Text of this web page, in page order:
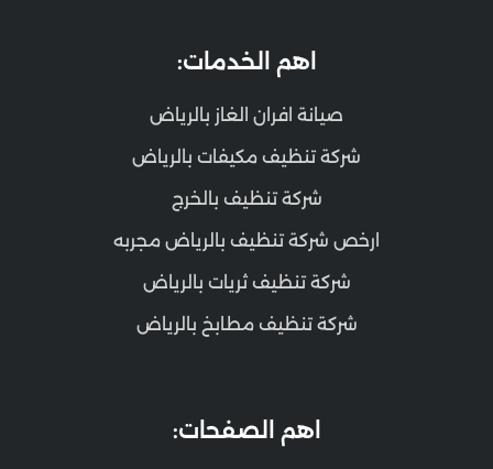
اهم الخدمات:
صيانة افران الغاز بالرياض
شركة تنظيف مكيفات بالرياض
شركة تنظيف بالخرج
ارخص شركة تنظيف بالرياض مجربه
شركة تنظيف ثريات بالرياض
شركة تنظيف مطابخ بالرياض
اهم الصفحات: